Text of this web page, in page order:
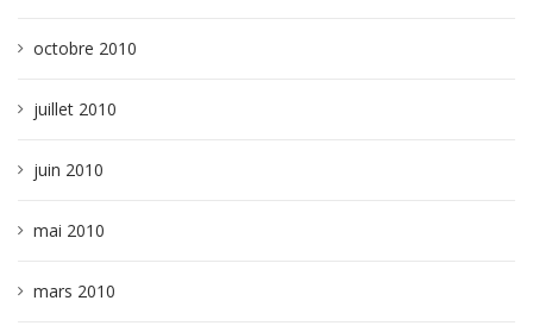
octobre 2010
juillet 2010
juin 2010
mai 2010
mars 2010